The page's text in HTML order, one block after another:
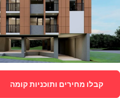
קבלו מחירים ותוכניות קומה